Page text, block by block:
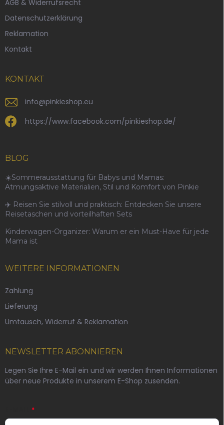
e
AGB & Widerrufsrecht
Datenschutzerklärung
Reklamation
Kontakt
KONTAKT
info@pinkieshop.eu
https://www.facebook.com/pinkieshop.de/
BLOG
☀️Sommerausstattung für Babys und Mamas:
Atmungsaktive Materialien, Stil und Komfort von Pinkie
✈️ Reisen Sie stilvoll und praktisch: Entdecken Sie unsere
Reisetaschen und vorteilhaften Sets
Kinderwagen-Organizer: Warum er ein Must-Have für jede
Mama ist
WEITERE INFORMATIONEN
Zahlung
Lieferung
Umtausch, Widerruf & Reklamation
NEWSLETTER ABONNIEREN
Legen Sie Ihre E-Mail ein und wir werden Ihnen Informationen
über neue Produkte in unserem E-Shop zusenden.